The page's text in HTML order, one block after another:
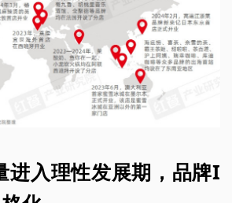
进入理性发展期，品牌I